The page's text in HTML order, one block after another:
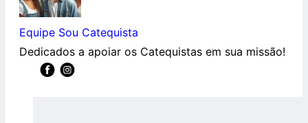
Equipe Sou Catequista
Dedicados a apoiar os Catequistas em sua missão!